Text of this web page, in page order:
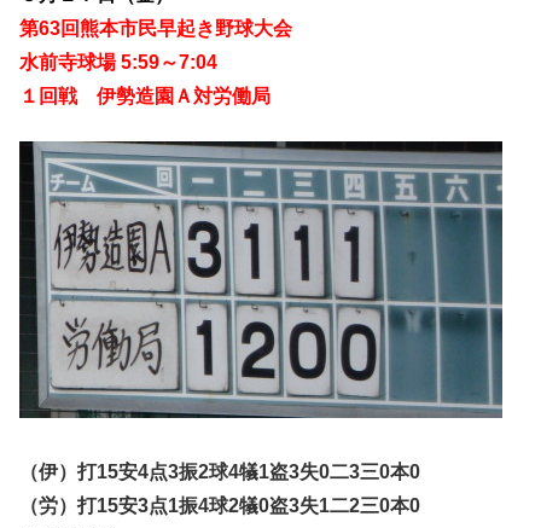
第63回熊本市民早起き野球大会
水前寺球場 5:59～7:04
１回戦 伊勢造園Ａ対労働局
（伊）打15安4点3振2球4犠1盗3失0二3三0本0
（労）打15安3点1振4球2犠0盗3失1二2三0本0